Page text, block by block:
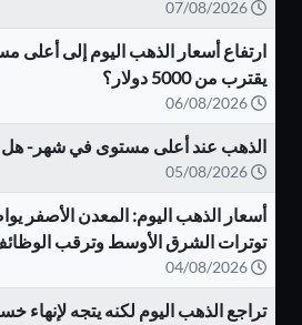
يقترب من 5000 دولار؟
الذهب عند أعلى مستوى في شهر- هل
أسعار الذهب اليوم: المعدن الأصفر
توترات الشرق الأوسط وترقب
تراجع الذهب اليوم لكنه يتجه لإنهاء